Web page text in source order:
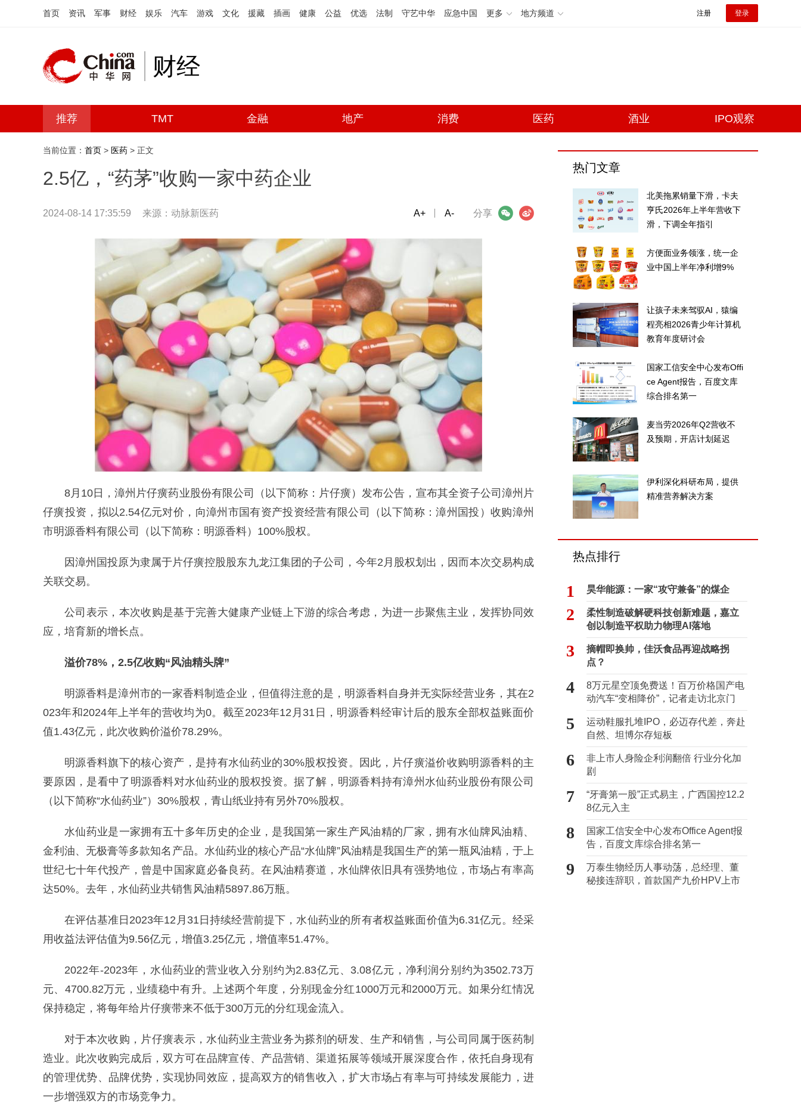
首页 资讯 军事 财经 娱乐 汽车 游戏 文化 援藏 插画 健康 公益 优选 法制 守艺中华 应急中国 更多 地方频道 注册 登录
财经
推荐 TMT 金融 地产 消费 医药 酒业 IPO观察
当前位置： 首页 > 医药 > 正文
2.5亿，“药茅”收购一家中药企业
2024-08-14 17:35:59 来源：动脉新医药 分享
微信 微博
A+ A-
8月10日，漳州片仔癀药业股份有限公司（以下简称：片仔癀）发布公告，宣布其全资子公司漳州片
仔癀投资，拟以2.54亿元对价，向漳州市国有资产投资经营有限公司（以下简称：漳州国投）收购漳州
市明源香料有限公司（以下简称：明源香料）100%股权。
因漳州国投原为隶属于片仔癀控股股东九龙江集团的子公司，今年2月股权划出，因而本次交易构成
关联交易。
公司表示，本次收购是基于完善大健康产业链上下游的综合考虑，为进一步聚焦主业，发挥协同效
应，培育新的增长点。
溢价78%， 2.5亿收购“风油精头牌”
明源香料是漳州市的一家香料制造企业，但值得注意的是，明源香料自身并无实际经营业务，其在2
023年和2024年上半年的营收均为0。截至2023年12月31日，明源香料经审计后的股东全部权益账面价
值1.43亿元，此次收购价溢价78.29%。
明源香料旗下的核心资产，是持有水仙药业的30%股权投资。因此，片仔癀溢价收购明源香料的主
要原因，是看中了明源香料对水仙药业的股权投资。据了解，明源香料持有漳州水仙药业股份有限公司
（以下简称“水仙药业”）30%股权，青山纸业持有另外70%股权。
水仙药业是一家拥有五十多年历史的企业，是我国第一家生产风油精的厂家，拥有水仙牌风油精、
金利油、无极膏等多款知名产品。水仙药业的核心产品“水仙牌”风油精是我国生产的第一瓶风油精，于上
世纪七十年代投产，曾是中国家庭必备良药。在风油精赛道，水仙牌依旧具有强势地位，市场占有率高
达50%。去年，水仙药业共销售风油精5897.86万瓶。
在评估基准日2023年12月31日持续经营前提下，水仙药业的所有者权益账面价值为6.31亿元。经采
用收益法评估值为9.56亿元，增值3.25亿元，增值率51.47%。
2022年-2023年，水仙药业的营业收入分别约为2.83亿元、3.08亿元，净利润分别约为3502.73万
元、4700.82万元，业绩稳中有升。上述两个年度，分别现金分红1000万元和2000万元。如果分红情况
保持稳定，将每年给片仔癀带来不低于300万元的分红现金流入。
对于本次收购，片仔癀表示，水仙药业主营业务为搽剂的研发、生产和销售，与公司同属于医药制
造业。此次收购完成后，双方可在品牌宣传、产品营销、渠道拓展等领域开展深度合作，依托自身现有
的管理优势、品牌优势，实现协同效应，提高双方的销售收入，扩大市场占有率与可持续发展能力，进
一步增强双方的市场竞争力。
热门文章
北美拖累销量下滑，卡夫
亨氏2026年上半年营收下
滑，下调全年指引
方便面业务领涨，统一企
业中国上半年净利增9%
让孩子未来驾驭AI，猿编
程亮相2026青少年计算机
教育年度研讨会
国家工信安全中心发布Offi
ce Agent报告，百度文库
综合排名第一
麦当劳2026年Q2营收不
及预期，开店计划延迟
伊利深化科研布局，提供
精准营养解决方案
热点排行
1 昊华能源：一家“攻守兼备”的煤企
2
柔性制造破解硬科技创新难题，嘉立
创以制造平权助力物理AI落地
3
摘帽即换帅，佳沃食品再迎战略拐
点？
4
8万元星空顶免费送！百万价格国产电
动汽车“变相降价”，记者走访北京门
店…
5
运动鞋服扎堆IPO，必迈存代差，奔赴
自然、坦博尔存短板
6
非上市人身险企利润翻倍 行业分化加
剧
7
“牙膏第一股”正式易主，广西国控12.2
8亿元入主
8
国家工信安全中心发布Office Agent报
告，百度文库综合排名第一
9
万泰生物经历人事动荡，总经理、董
秘接连辞职，首款国产九价HPV上市